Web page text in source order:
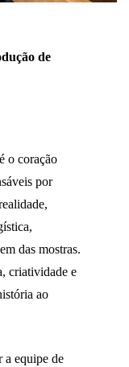
de
é o coração
por
das mostras.
criatividade e
ao
a equipe de